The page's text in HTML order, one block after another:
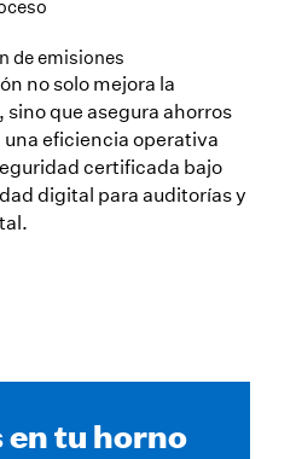
de emisiones
no solo mejora la
que asegura ahorros
eficiencia operativa
certificada bajo
digital para auditorías y
tu horno